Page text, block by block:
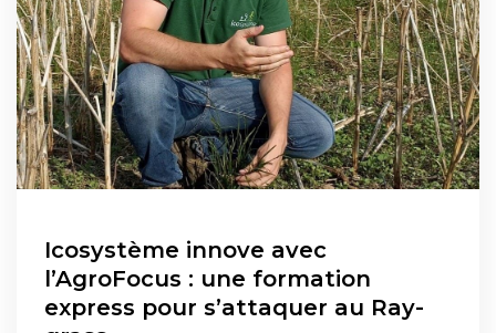
Icosystème innove avec
l’AgroFocus : une formation
express pour s’attaquer au Ray-